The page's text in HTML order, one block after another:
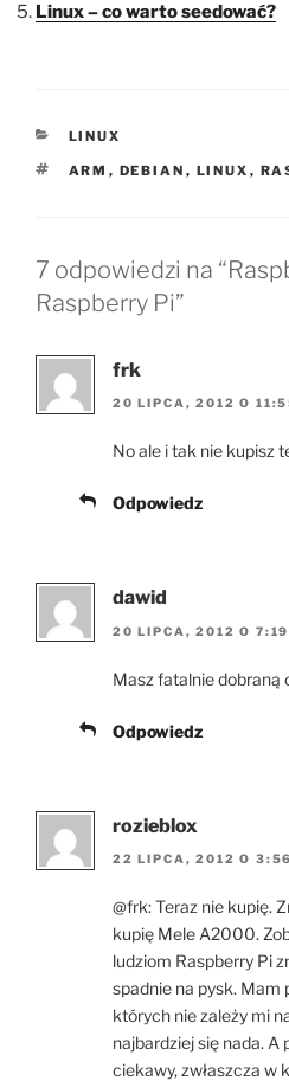
Linux – co warto seedować?
KATEGORIE
LINUX
TAGI
ARM , DEBIAN , LINUX ,
7 odpowiedzi na
Raspberry Pi”
frk
20 LIPCA, 2012 O
No ale i tak nie kupisz
Odpowiedz
dawid
20 LIPCA, 2012 O 7:19
Masz fatalnie dobraną
Odpowiedz
rozieblox
22 LIPCA, 2012 O
@frk: Teraz nie kupię.
kupię Mele A2000.
ludziom Raspberry Pi
spadnie na pysk. Mam
których nie zależy mi
najbardziej się nada.
ciekawy, zwłaszcza w